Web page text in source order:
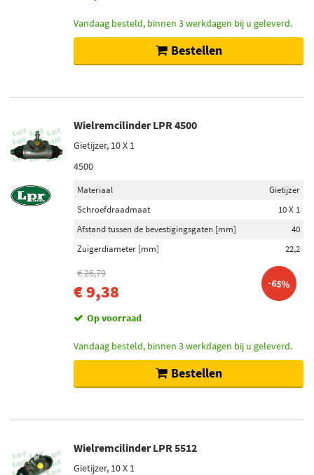
Vandaag besteld, binnen 3 werkdagen bij u geleverd.
Bestellen
Wielremcilinder LPR 4500
Gietijzer, 10 X 1
4500
Materiaal
Gietijzer
Schroefdraadmaat
10 X 1
Afstand tussen de bevestigingsgaten [mm]
40
Zuigerdiameter [mm]
22,2
€ 26,79
€ 9,38 -65%
Op voorraad
Vandaag besteld, binnen 3 werkdagen bij u geleverd.
Bestellen
Wielremcilinder LPR 5512
Gietijzer, 10 X 1